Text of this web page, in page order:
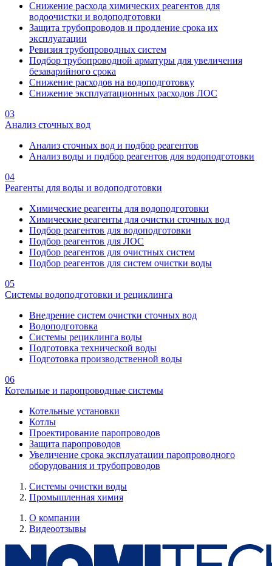
Снижение расхода химических реагентов для
водоочистки и водоподготовки
Защита трубопроводов и продление срока их
эксплуатации
Ревизия трубопроводных систем
Подбор трубопроводной арматуры для увеличения
безаварийного срока
Снижение расходов на водоподготовку
Снижение эксплуатационных расходов ЛОС
03
Анализ сточных вод
Анализ сточных вод и подбор реагентов
Анализ воды и подбор реагентов для водоподготовки
04
Реагенты для воды и водоподготовки
Химические реагенты для водоподготовки
Химические реагенты для очистки сточных вод
Подбор реагентов для водоподготовки
Подбор реагентов для ЛОС
Подбор реагентов для очистных систем
Подбор реагентов для систем очистки воды
05
Системы водоподготовки и рециклинга
Внедрение систем очистки сточных вод
Водоподготовка
Системы рециклинга воды
Подготовка технической воды
Подготовка производственной воды
06
Котельные и паропроводные системы
Котельные установки
Котлы
Проектирование паропроводов
Защита паропроводов
Увеличение срока эксплуатации паропроводного
оборудования и трубопроводов
Системы очистки воды
Промышленная химия
О компании
Видеоотзывы